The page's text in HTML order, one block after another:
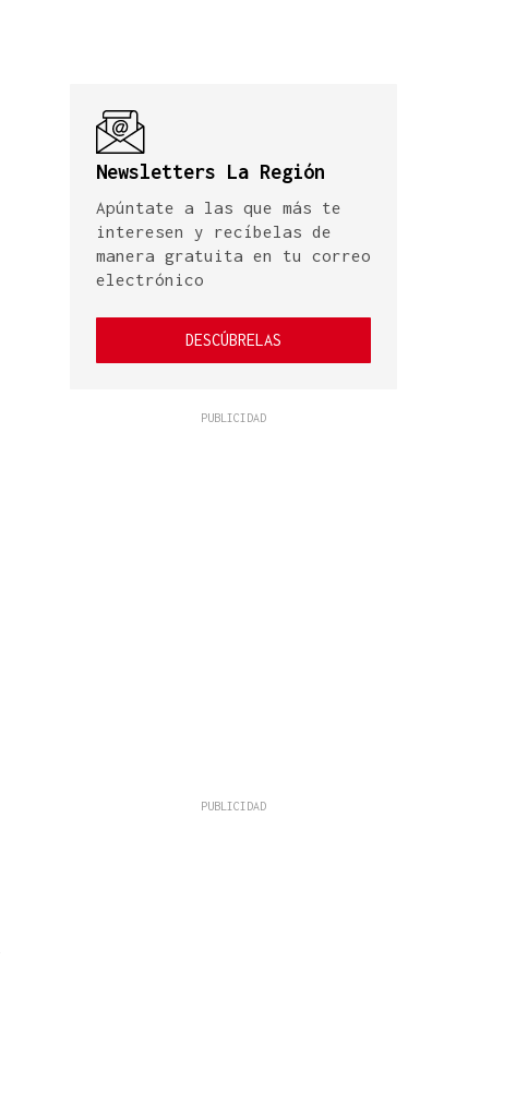
Newsletters La Región
Apúntate a las que más te
interesen y recíbelas de
manera gratuita en tu correo
electrónico
DESCÚBRELAS